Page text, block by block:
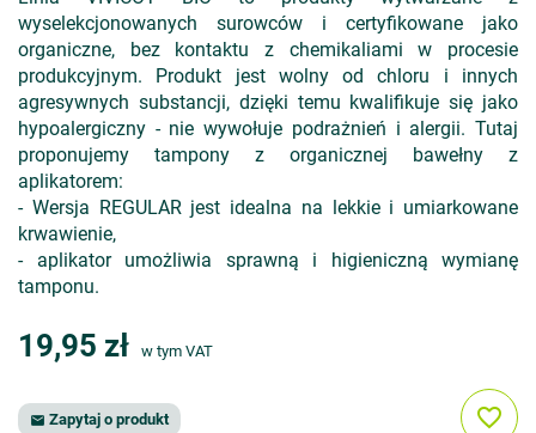
wyselekcjonowanych surowców i certyfikowane jako
organiczne, bez kontaktu z chemikaliami w procesie
produkcyjnym. Produkt jest wolny od chloru i innych
agresywnych substancji, dzięki temu kwalifikuje się jako
hypoalergiczny - nie wywołuje podrażnień i alergii. Tutaj
proponujemy tampony z organicznej bawełny z
aplikatorem:
- Wersja REGULAR jest idealna na lekkie i umiarkowane
krwawienie,
- aplikator umożliwia sprawną i higieniczną wymianę
tamponu.
19,95 zł w tym VAT
 Zapytaj o produkt favorite_border